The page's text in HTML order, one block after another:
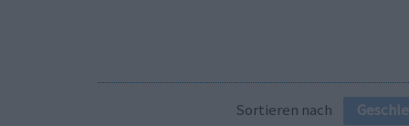
Sortieren nach